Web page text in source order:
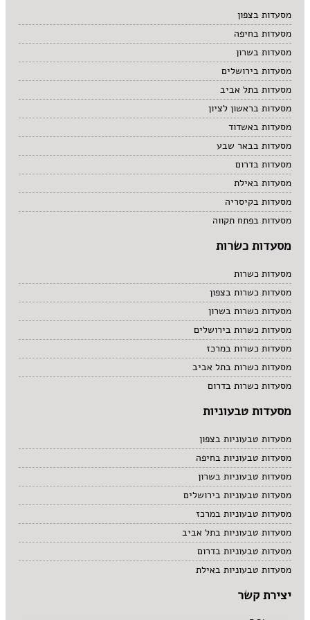
מרקים
מתוקים
סיני
סנדוויץ' בר
פאב
מסעדות בצפון
מסעדות בחיפה
מסעדות בשרון
מסעדות בירושלים
מסעדות בתל אביב
מסעדות בראשון לציון
מסעדות באשדוד
מסעדות בבאר שבע
מסעדות בדרום
מסעדות באילת
מסעדות בקיסריה
מסעדות בפתח תקווה
מסעדות כשרות
מסעדות כשרות
מסעדות כשרות בצפון
מסעדות כשרות בשרון
מסעדות כשרות בירושלים
מסעדות כשרות במרכז
מסעדות כשרות בתל אביב
מסעדות כשרות בדרום
מסעדות טבעוניות
מסעדות טבעוניות בצפון
מסעדות טבעוניות בחיפה
מסעדות טבעוניות בשרון
מסעדות טבעוניות בירושלים
מסעדות טבעוניות במרכז
מסעדות טבעוניות בתל אביב
מסעדות טבעוניות בדרום
מסעדות טבעוניות באילת
יצירת קשר